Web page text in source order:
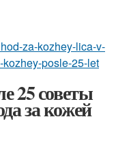
za-kozhey-lica-v-
posle-25-let
25 советы
за кожей